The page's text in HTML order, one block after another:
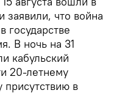
что война
государстве
В ночь на 31
кабульский
20-летнему
в